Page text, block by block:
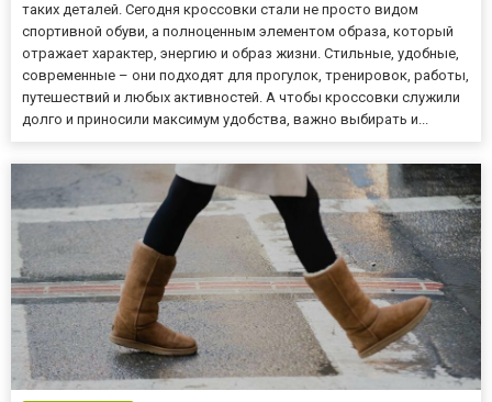
таких деталей. Сегодня кроссовки стали не просто видом
спортивной обуви, а полноценным элементом образа, который
отражает характер, энергию и образ жизни. Стильные, удобные,
современные – они подходят для прогулок, тренировок, работы,
путешествий и любых активностей. А чтобы кроссовки служили
долго и приносили максимум удобства, важно выбирать и...